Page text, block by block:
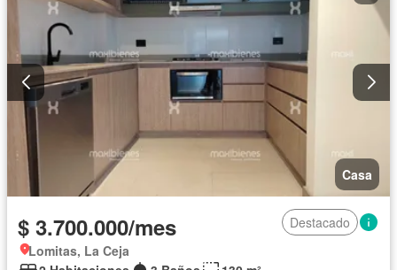
Casa
$ 3.700.000/mes
Destacado
Lomitas, La Ceja